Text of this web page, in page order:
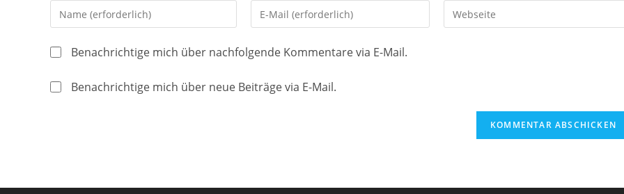
Gib
deinen
Namen
Benutzernamen
Gib
deine
Mail-
Adresse
Gib
deine
Benachrichtige mich über nachfolgende Kommentare via E-Mail.
Benachrichtige mich über neue Beiträge via E-Mail.